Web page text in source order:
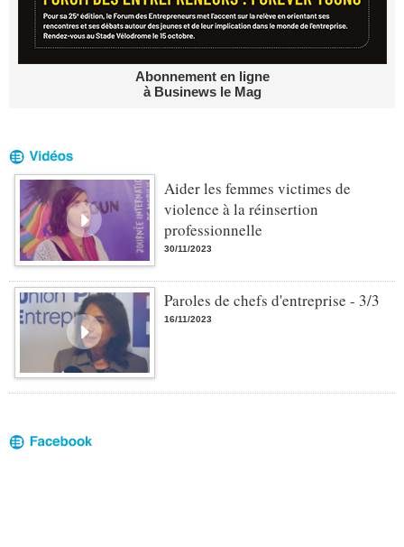
Abonnement en ligne
à Businews le Mag
Aider les femmes victimes de
violence à la réinsertion
professionnelle
30/11/2023
Paroles de chefs d'entreprise - 3/3
16/11/2023